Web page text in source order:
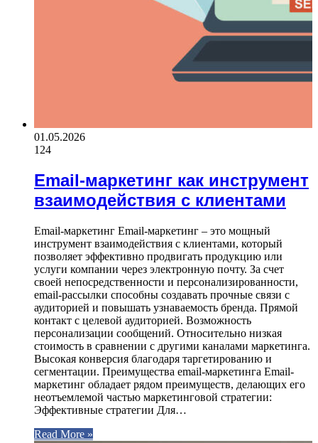
01.05.2026
124
Email-маркетинг как инструмент
взаимодействия с клиентами
Email-маркетинг Email-маркетинг – это мощный
инструмент взаимодействия с клиентами, который
позволяет эффективно продвигать продукцию или
услуги компании через электронную почту. За счет
своей непосредственности и персонализированности,
email-рассылки способны создавать прочные связи с
аудиторией и повышать узнаваемость бренда. Прямой
контакт с целевой аудиторией. Возможность
персонализации сообщений. Относительно низкая
стоимость в сравнении с другими каналами маркетинга.
Высокая конверсия благодаря таргетированию и
сегментации. Преимущества email-маркетинга Email-
маркетинг обладает рядом преимуществ, делающих его
неотъемлемой частью маркетинговой стратегии:
Эффективные стратегии Для…
Read More »